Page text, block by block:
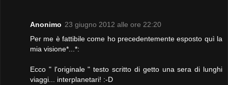
Anonimo 23 giugno 2012 alle ore 22:20
Per me è fattibile come ho precedentemente esposto quì la
mia visione*...*:
Ecco " l'originale " testo scritto di getto una sera di lunghi
viaggi... interplanetari! :-D